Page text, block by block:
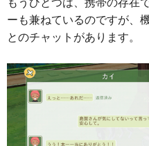
ーも兼ねているのですが、
とのチャットがあります。